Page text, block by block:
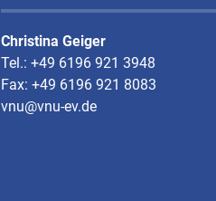
Christina Geiger
Tel.: +49 6196 921 3948
Fax: +49 6196 921 8083
vnu@vnu-ev.de